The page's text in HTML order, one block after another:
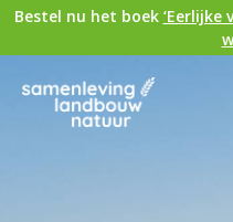
Bestel nu het boek ‘Eerlijke